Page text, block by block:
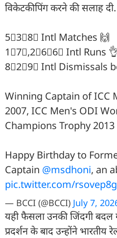
विकेटकीपिंग करने की सलाह दी.
5⃣3⃣8⃣ Intl Matches 🙌
1⃣7⃣,2⃣6⃣6⃣ Intl Runs
8⃣2⃣9⃣ Intl Dismissals
Winning Captain of ICC
2007, ICC Men's ODI
Champions Trophy
Happy Birthday to
Captain @msdhoni, an
pic.twitter.com/
— BCCI (@BCCI) July 7,
यही फैसला उनकी जिंदगी बदल
प्रदर्शन के बाद उन्होंने भारतीय